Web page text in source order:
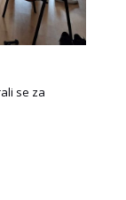
se za